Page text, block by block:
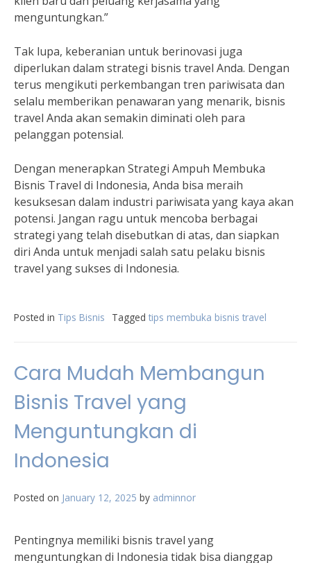
menguntungkan.”
Tak lupa, keberanian untuk berinovasi juga
diperlukan dalam strategi bisnis travel Anda. Dengan
terus mengikuti perkembangan tren pariwisata dan
selalu memberikan penawaran yang menarik, bisnis
travel Anda akan semakin diminati oleh para
pelanggan potensial.
Dengan menerapkan Strategi Ampuh Membuka
Bisnis Travel di Indonesia, Anda bisa meraih
kesuksesan dalam industri pariwisata yang kaya akan
potensi. Jangan ragu untuk mencoba berbagai
strategi yang telah disebutkan di atas, dan siapkan
diri Anda untuk menjadi salah satu pelaku bisnis
travel yang sukses di Indonesia.
Posted in Tips Bisnis Tagged tips membuka bisnis travel
Cara Mudah Membangun
Bisnis Travel yang
Menguntungkan di
Indonesia
Posted on January 12, 2025 by adminnor
Pentingnya memiliki bisnis travel yang
menguntungkan di Indonesia tidak bisa dianggap